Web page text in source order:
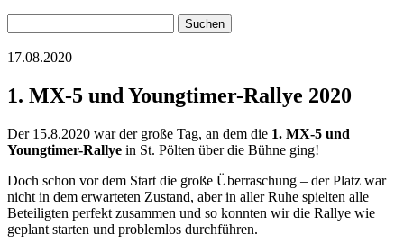
nach:
17.08.2020
1. MX-5 und Youngtimer-Rallye 2020
Der 15.8.2020 war der große Tag, an dem die 1. MX-5 und
Youngtimer-Rallye in St. Pölten über die Bühne ging!
Doch schon vor dem Start die große Überraschung – der Platz war
nicht in dem erwarteten Zustand, aber in aller Ruhe spielten alle
Beteiligten perfekt zusammen und so konnten wir die Rallye wie
geplant starten und problemlos durchführen.